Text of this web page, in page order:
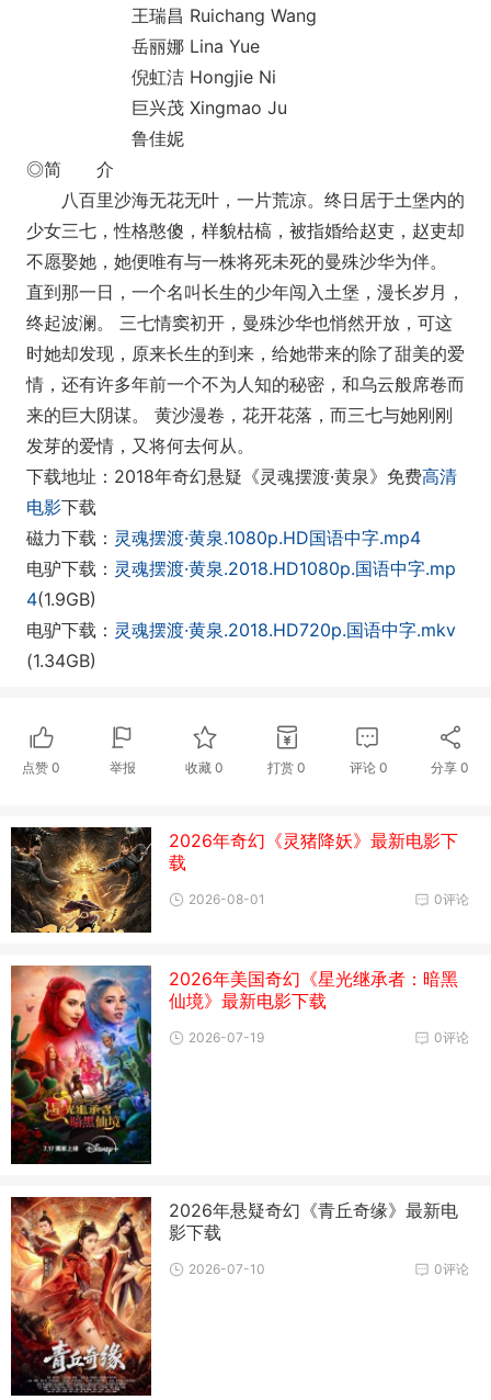
王瑞昌 Ruichang Wang
岳丽娜 Lina Yue
倪虹洁 Hongjie Ni
巨兴茂 Xingmao Ju
鲁佳妮
◎简 介
八百里沙海无花无叶，一片荒凉。终日居于土堡内的
少女三七，性格憨傻，样貌枯槁，被指婚给赵吏，赵吏却
不愿娶她，她便唯有与一株将死未死的曼殊沙华为伴。
直到那一日，一个名叫长生的少年闯入土堡，漫长岁月，
终起波澜。 三七情窦初开，曼殊沙华也悄然开放，可这
时她却发现，原来长生的到来，给她带来的除了甜美的爱
情，还有许多年前一个不为人知的秘密，和乌云般席卷而
来的巨大阴谋。 黄沙漫卷，花开花落，而三七与她刚刚
发芽的爱情，又将何去何从。
下载地址：2018年奇幻悬疑《灵魂摆渡·黄泉》免费高清
电影下载
磁力下载： 灵魂摆渡·黄泉.1080p.HD国语中字.mp4
电驴下载： 灵魂摆渡·黄泉.2018.HD1080p.国语中字.mp
4(1.9GB)
电驴下载： 灵魂摆渡·黄泉.2018.HD720p.国语中字.mkv
(1.34GB)
点赞 0 举报 收藏0 打赏 0 评论 0 分享0
2026年奇幻《灵猪降妖》最新电影下
载
0评论
2026-08-01
2026年美国奇幻《星光继承者：暗黑
仙境》最新电影下载
0评论
2026-07-19
2026年悬疑奇幻《青丘奇缘》最新电
影下载
0评论
2026-07-10